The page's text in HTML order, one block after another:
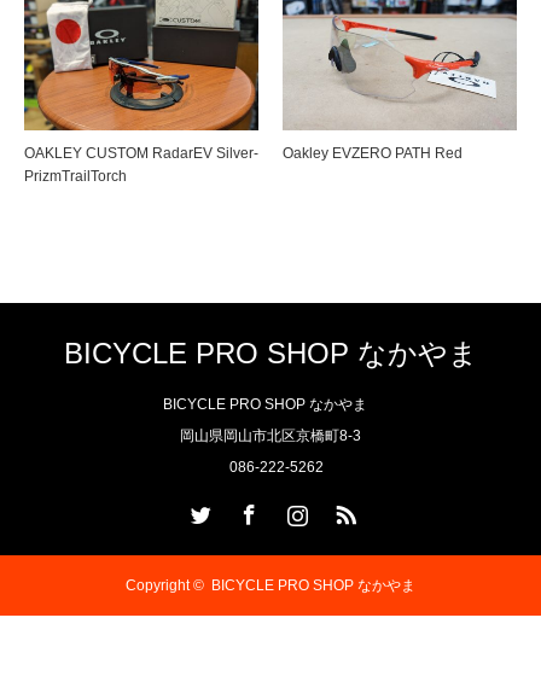
OAKLEY CUSTOM RadarEV Silver-
PrizmTrailTorch
Oakley EVZERO PATH Red
BICYCLE PRO SHOP なかやま
BICYCLE PRO SHOP なかやま
岡山県岡山市北区京橋町8-3
086-222-5262
Copyright © BICYCLE PRO SHOP なかやま